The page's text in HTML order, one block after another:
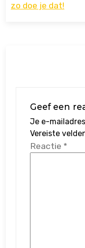
zo doe je dat!
Geef een
Je e-
Vereiste
Reactie *